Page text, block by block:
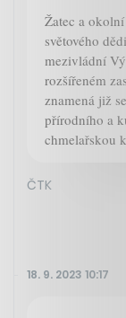
Žatec a
světového
mezivládní
rozšířeném
znamená již
přírodního a
chmelařskou
ČTK
18. 9. 2023 10:17